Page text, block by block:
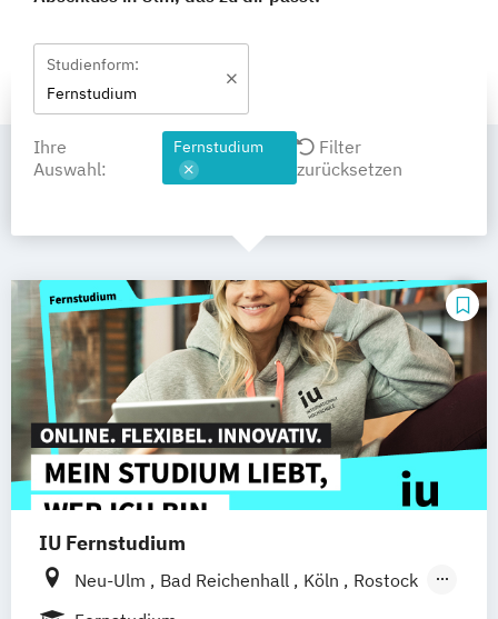
Studienform:
Fernstudium
Ihre
Auswahl:
Fernstudium
Filter
zurücksetzen
IU Fernstudium
Neu-Ulm Bad Reichenhall Köln
Rostock
Freiburg